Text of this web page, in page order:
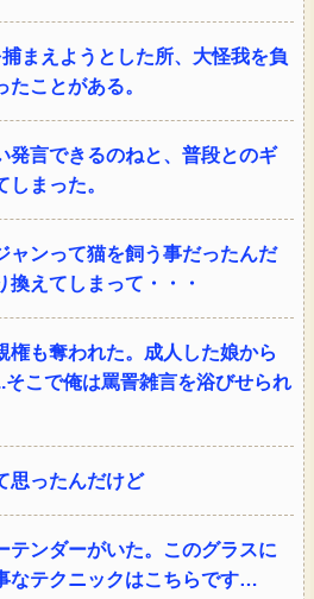
まえようとした所、大怪我を負
ことがある。
発言できるのねと、普段とのギ
まった。
ャンって猫を飼う事だったんだ
換えてしまって・・・
権も奪われた。成人した娘から
そこで俺は罵詈雑言を浴びせられ
思ったんだけど
テンダーがいた。このグラスに
なテクニックはこちらです…